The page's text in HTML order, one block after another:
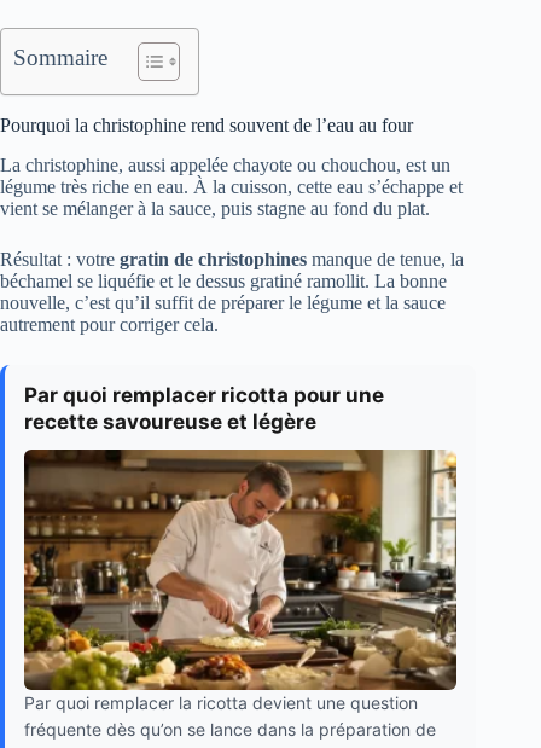
Sommaire
Pourquoi la christophine rend souvent de l’eau au four
La christophine, aussi appelée chayote ou chouchou, est un
légume très riche en eau. À la cuisson, cette eau s’échappe et
vient se mélanger à la sauce, puis stagne au fond du plat.
Résultat : votre gratin de christophines manque de tenue, la
béchamel se liquéfie et le dessus gratiné ramollit. La bonne
nouvelle, c’est qu’il suffit de préparer le légume et la sauce
autrement pour corriger cela.
Par quoi remplacer ricotta pour une
recette savoureuse et légère
Par quoi remplacer la ricotta devient une question
fréquente dès qu’on se lance dans la préparation de